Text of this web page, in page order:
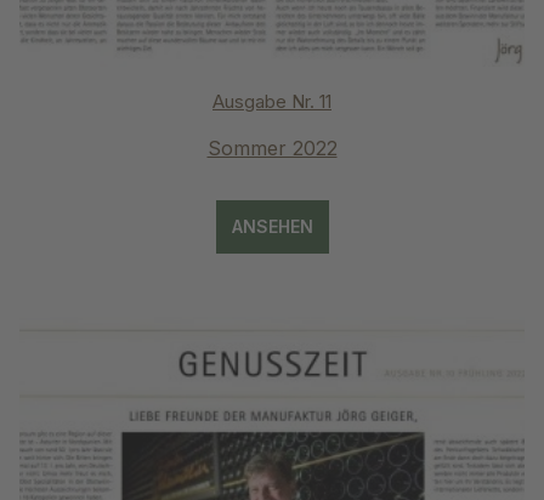
Ausgabe Nr. 11
Sommer 2022
ANSEHEN